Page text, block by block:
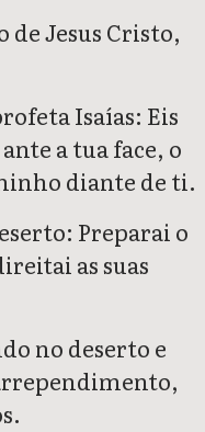
Jesus Cristo,
Isaías: Eis
a tua face, o
diante de ti.
Preparai o
as suas
no deserto e